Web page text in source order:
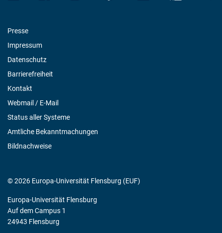
Presse
Impressum
Datenschutz
Barrierefreiheit
Kontakt
Webmail / E-Mail
Status aller Systeme
Amtliche Bekanntmachungen
Bildnachweise
© 2026 Europa-Universität Flensburg (EUF)
Europa-Universität Flensburg
Auf dem Campus 1
24943 Flensburg